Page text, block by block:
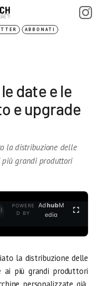
ABBONATI
date e le
e upgrade
la distribuzione delle
più grandi produttori
POWERE
D BY
AdhubM
edia
la distribuzione delle
ai più grandi produttori